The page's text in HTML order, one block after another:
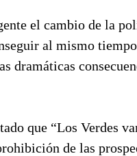
el cambio de la
al mismo
dramáticas
que “Los Verdes
de las